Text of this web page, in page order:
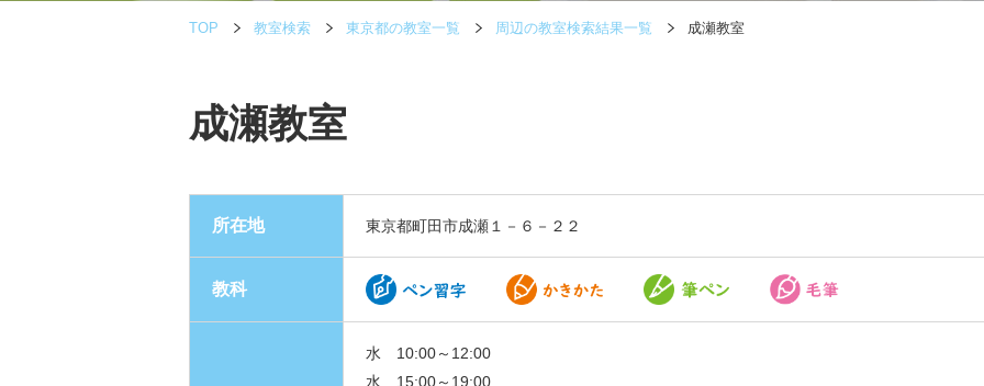
TOP 教室検索 東京都の教室一覧 周辺の教室検索結果一覧 成瀬教室
成瀬教室
所在地 東京都町田市成瀬１－６－２２
教科
水 10:00～12:00
水 15:00～19:00